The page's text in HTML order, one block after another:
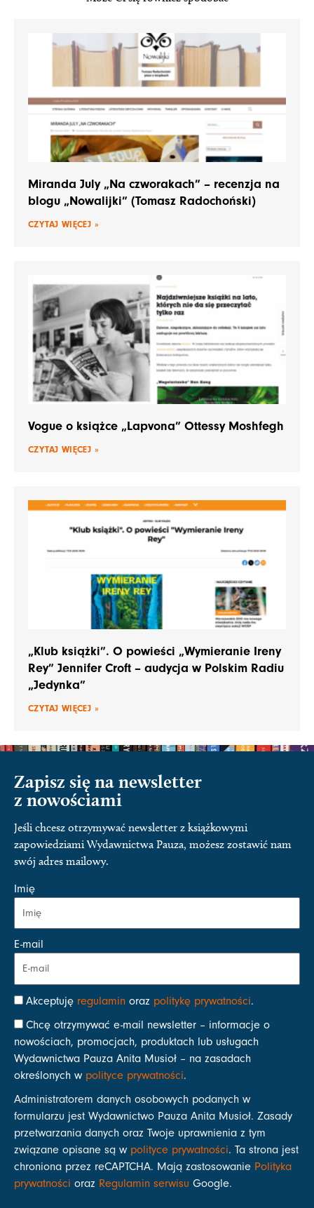
Miranda July „Na czworakach” – recenzja na
blogu „Nowalijki” (Tomasz Radochoński)
CZYTAJ WIĘCEJ »
Vogue o książce „Lapvona” Ottessy Moshfegh
CZYTAJ WIĘCEJ »
„Klub książki”. O powieści „Wymieranie Ireny
Rey” Jennifer Croft – audycja w Polskim Radiu
„Jedynka”
CZYTAJ WIĘCEJ »
Zapisz się na newsletter
z nowościami
Jeśli chcesz otrzymywać newsletter z książkowymi
zapowiedziami Wydawnictwa Pauza, możesz zostawić nam
swój adres mailowy.
Imię
E-mail
Akceptuję regulamin oraz politykę prywatności.
Chcę otrzymywać e-mail newsletter – informacje o
nowościach, promocjach, produktach lub usługach
Wydawnictwa Pauza Anita Musioł – na zasadach
określonych w polityce prywatności.
Administratorem danych osobowych podanych w
formularzu jest Wydawnictwo Pauza Anita Musioł. Zasady
przetwarzania danych oraz Twoje uprawnienia z tym
związane opisane są w polityce prywatności. Ta strona jest
chroniona przez reCAPTCHA. Mają zastosowanie Polityka
prywatności oraz Regulamin serwisu Google.